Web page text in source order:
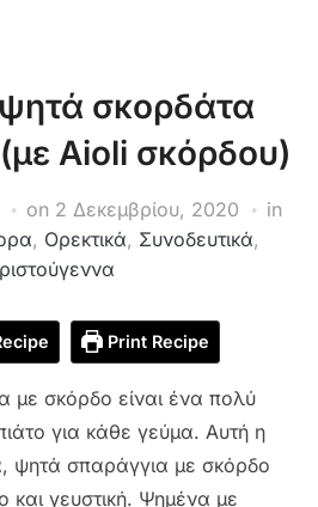
σκορδάτα
Aioli σκόρδου)
on 2 Δεκεμβρίου, 2020
in
, Ορεκτικά, Συνοδευτικά,
Print Recipe
με σκόρδο είναι ένα πολύ
για κάθε γεύμα. Αυτή η
ψητά σπαράγγια με σκόρδο
και γευστική. Ψημένα με